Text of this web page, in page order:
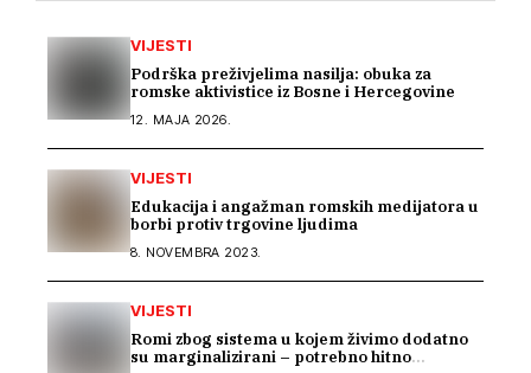
VIJESTI
Podrška preživjelima nasilja: obuka za
romske aktivistice iz Bosne i Hercegovine
12. MAJA 2026.
VIJESTI
Edukacija i angažman romskih medijatora u
borbi protiv trgovine ljudima
8. NOVEMBRA 2023.
VIJESTI
Romi zbog sistema u kojem živimo dodatno
su marginalizirani – potrebno hitno